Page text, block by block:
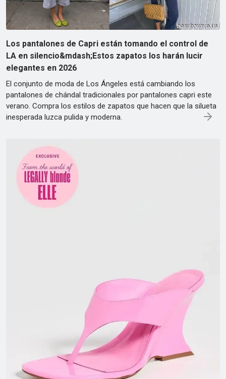
Los pantalones de Capri están tomando el control de
LA en silencio&mdash;Estos zapatos los harán lucir
elegantes en 2026
El conjunto de moda de Los Ángeles está cambiando los
pantalones de chándal tradicionales por pantalones capri este
verano. Compra los estilos de zapatos que hacen que la silueta
inesperada luzca pulida y moderna.